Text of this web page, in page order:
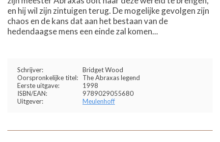
en hij wil zijn zintuigen terug. De mogelijke gevolgen zijn
chaos en de kans dat aan het bestaan van de
hedendaagse mens een einde zal komen...
Schrijver:
Bridget Wood
Oorspronkelijke titel:
The Abraxas legend
Eerste uitgave:
1998
ISBN/EAN:
9789029055680
Uitgever:
Meulenhoff